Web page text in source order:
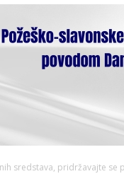
sredstava, pridržavajte